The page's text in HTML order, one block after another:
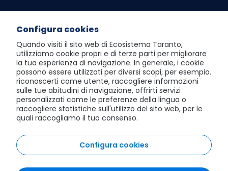
sportello telematico polifunzionale
atlante dei progetti e dei risultati
visita Taranto dall'alto
scopri la social room
giochi del mediterraneo 2026
area riservata agli Enti Gestori
Configura cookies
Quando visiti il sito web di Ecosistema Taranto,
utilizziamo cookie propri e di terze parti per migliorare
la tua esperienza di navigazione. In generale, i cookie
possono essere utilizzati per diversi scopi; per esempio.
riconoscerti come utente, raccogliere informazioni
sulle tue abitudini di navigazione, offrirti servizi
personalizzati come le preferenze della lingua o
raccogliere statistiche sull'utilizzo del sito web, per le
quali raccogliamo il tuo consenso.
Configura cookies